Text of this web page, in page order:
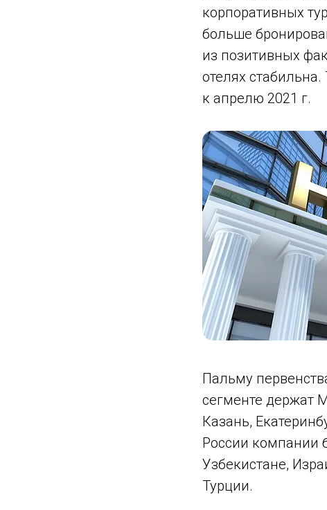
корпоративных
больше
из позитивных
отелях стабильна.
к апрелю 2021 г.
Пальму
сегменте держат
Казань,
России компании
Узбекистане,
Турции.